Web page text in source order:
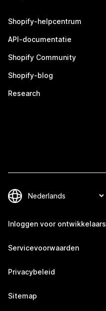
Shopify-helpcentrum
API-documentatie
Shopify Community
Shopify-blog
Research
Inloggen voor ontwikkelaars
Servicevoorwaarden
Privacybeleid
Sitemap